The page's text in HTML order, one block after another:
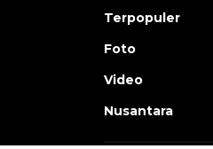
Terpopuler
Foto
Video
Nusantara